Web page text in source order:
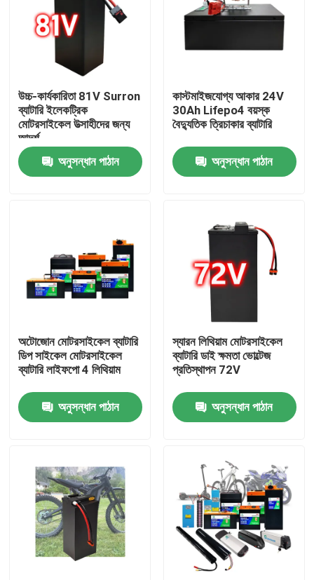
বাড়ি
কারখানা ভ্রমণ
মান নিয়ন্ত্রণ
উদ্ধৃতির জন্য আবেদন
সৌর শক্তি ব্যাটারি শক্তি
উচ্চ-কার্যকারিতা 81V Surron
ব্যাটারি ইলেকট্রিক
মোটরসাইকেল উত্সাহীদের জন্য
আদর্শ
অনুসন্ধান পাঠান
কাস্টমাইজযোগ্য আকার 24V
30Ah Lifepo4 বয়স্ক
বৈদ্যুতিক ত্রিচাকার ব্যাটারি
অনুসন্ধান পাঠান
অটোজোন মোটরসাইকেল ব্যাটারি
ডিপ সাইকেল মোটরসাইকেল
ব্যাটারি লাইফপো 4 লিথিয়াম
অনুসন্ধান পাঠান
স্যারন লিথিয়াম মোটরসাইকেল
ব্যাটারি ডাই ক্ষমতা ভোল্টেজ
প্রতিস্থাপন 72V
অনুসন্ধান পাঠান